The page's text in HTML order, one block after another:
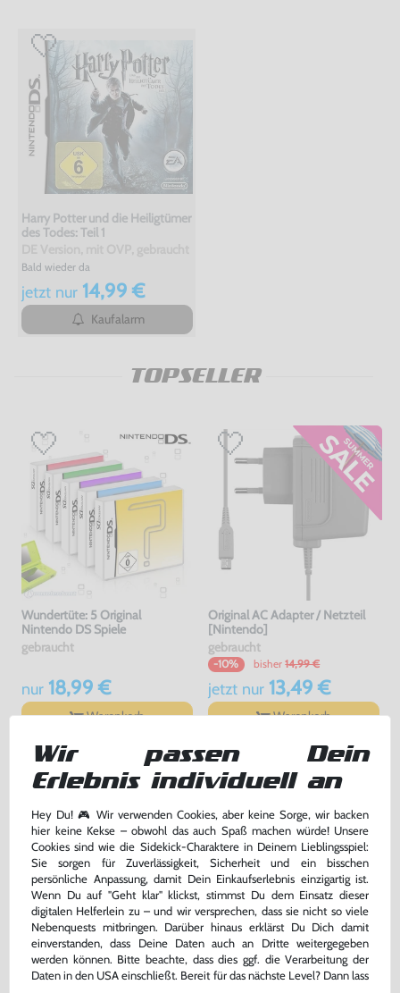
Harry Potter und die Heiligtümer
des Todes: Teil 1
Bald wieder da
jetzt nur14,99 €
Kaufalarm
TOPSELLER
Wundertüte: 5 Original
Nintendo DS Spiele
gebraucht
nur18,99 €
Warenkorb
Original AC Adapter / Netzteil
[Nintendo]
gebraucht
-10% bisher 14,99 €
jetzt nur13,49 €
Warenkorb
Konsole #weiß + Netzteil
gebraucht
Konsole #schwarz + Netzteil
gebraucht
Wir passen Dein
Erlebnis individuell an
Hey Du! 🎮 Wir verwenden Cookies, aber keine Sorge, wir backen
hier keine Kekse – obwohl das auch Spaß machen würde! Unsere
Cookies sind wie die Sidekick-Charaktere in Deinem Lieblingsspiel:
Sie sorgen für Zuverlässigkeit, Sicherheit und ein bisschen
persönliche Anpassung, damit Dein Einkaufserlebnis einzigartig ist.
Wenn Du auf "Geht klar" klickst, stimmst Du dem Einsatz dieser
digitalen Helferlein zu – und wir versprechen, dass sie nicht so viele
Nebenquests mitbringen. Darüber hinaus erklärst Du Dich damit
einverstanden, dass Deine Daten auch an Dritte weitergegeben
werden können. Bitte beachte, dass dies ggf. die Verarbeitung der
Daten in den USA einschließt. Bereit für das nächste Level? Dann lass